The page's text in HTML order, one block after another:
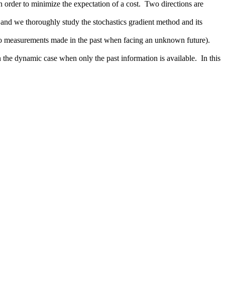
order to minimize the expectation of a cost. Two directions are
we thoroughly study the stochastics gradient method and its
made in the past when facing an unknown future).
dynamic case when only the past information is available. In this